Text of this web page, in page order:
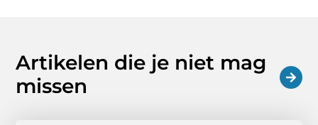
Artikelen die je niet mag
missen